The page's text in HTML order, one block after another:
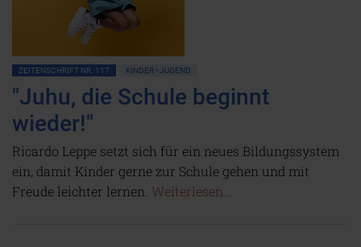
ZEITENSCHRIFT NR. 117 KINDER • JUGEND
"Juhu, die Schule beginnt
wieder!"
Ricardo Leppe setzt sich für ein neues Bildungssystem
ein, damit Kinder gerne zur Schule gehen und mit
Freude leichter lernen. Weiterlesen...